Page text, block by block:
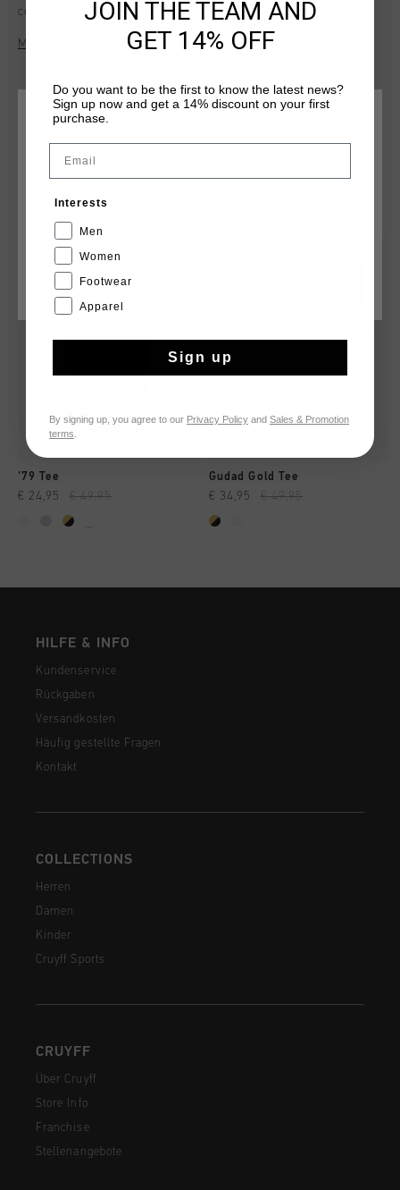
cotton, it offers a soft, breathable feel for all-day comfort.
The minimalist design is elevated by a subtle yet striking
print artwork on the left chest, making it a versatile choice
Mehr Informationen
DAS KÖNNTE IHNEN AUCH GEFALLEN
'79 Tee
€ 24,95 € 49,95
...
Gudad Gold Tee
€ 34,95 € 49,95
HILFE & INFO
Kundenservice
Rückgaben
Versandkosten
Häufig gestellte Fragen
Kontakt
COLLECTIONS
Herren
Damen
Kinder
Cruyff Sports
CRUYFF
Über Cruyff
Store Info
Franchise
Stellenangebote
WÄHLEN SIE IHREN STANDORT UND IHRE SPRACHE
CANCEL
JOIN THE TEAM AND
GET 14% OFF
Do you want to be the first to know the latest news?
Sign up now and get a 14% discount on your first
purchase.
Interests
Men
Women
Footwear
Apparel
Sign up
By signing up, you agree to our Privacy Policy and Sales & Promotion
terms